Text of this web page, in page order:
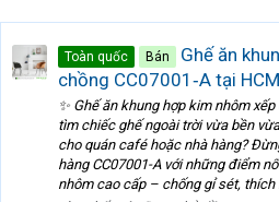
Toàn quốc Bán
Ghế ăn
chồng CC07001‑A tại HCM
✨ Ghế ăn khung hợp kim nhôm
tìm chiếc ghế ngoài trời vừa bền
cho quán café hoặc nhà hàng?
hàng CC07001-A với những điểm
nhôm cao cấp – chống gỉ sét, thích